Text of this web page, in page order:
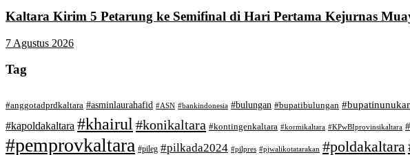
Kaltara Kirim 5 Petarung ke Semifinal di Hari Pertama Kejurnas
7 Agustus 2026
Tag
#anggotadprdkaltara #asminlaurahafid #ASN #bankindonesia #bulungan #bupatibulungan
#kapoldakaltara #khairul #konikaltara #kontingenkaltara #kormikaltara #KPwBIprovinsikaltara
#pemprovkaltara #pileg #pilkada2024 #pilpres #pjwalikotatarakan #poldakaltara